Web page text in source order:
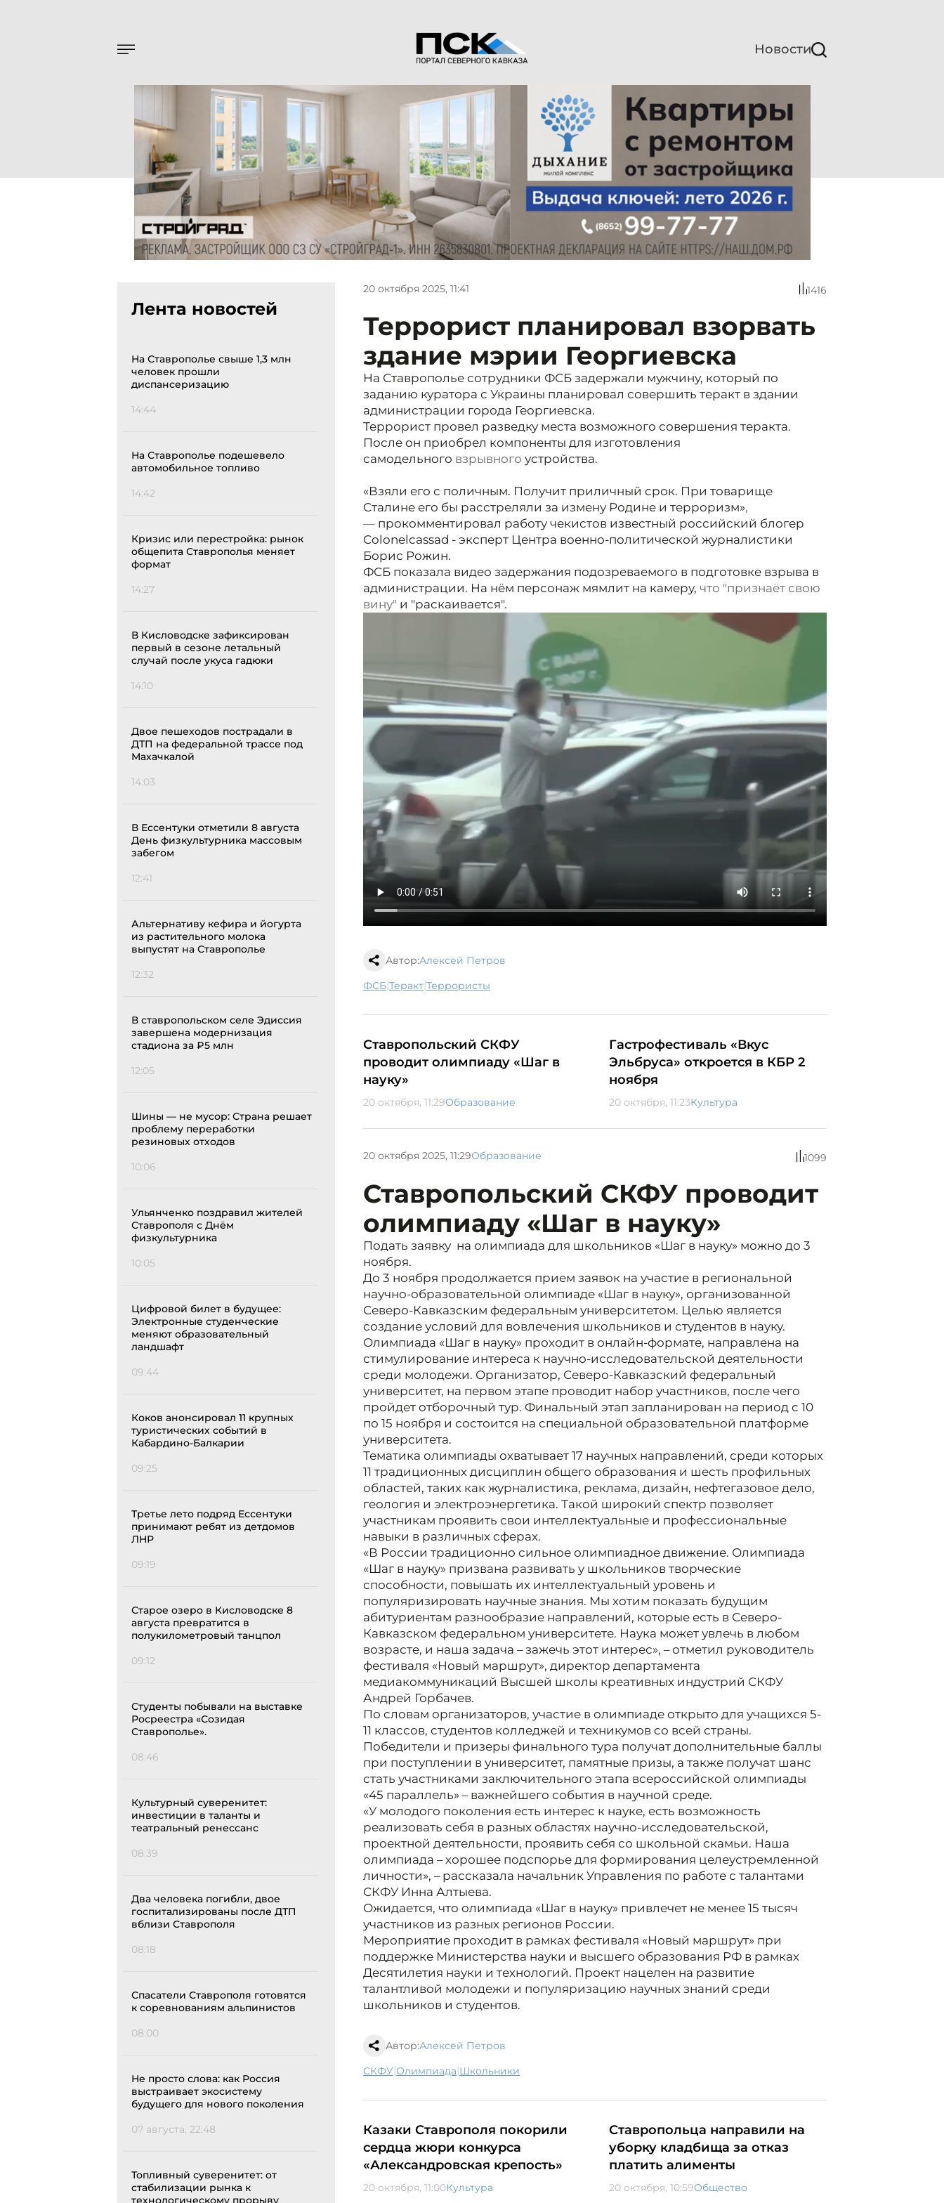
Новости
Лента новостей
На Ставрополье свыше 1,3 млн
человек прошли
диспансеризацию
14:44
На Ставрополье подешевело
автомобильное топливо
14:42
Кризис или перестройка: рынок
общепита Ставрополья меняет
формат
14:27
В Кисловодске зафиксирован
первый в сезоне летальный
случай после укуса гадюки
14:10
Двое пешеходов пострадали в
ДТП на федеральной трассе под
Махачкалой
14:03
В Ессентуки отметили 8 августа
День физкультурника массовым
забегом
12:41
Альтернативу кефира и йогурта
из растительного молока
выпустят на Ставрополье
12:32
В ставропольском селе Эдиссия
завершена модернизация
стадиона за ₽5 млн
12:05
Шины — не мусор: Страна решает
проблему переработки
резиновых отходов
10:06
Ульянченко поздравил жителей
Ставрополя с Днём
физкультурника
10:05
Цифровой билет в будущее:
Электронные студенческие
меняют образовательный
ландшафт
09:44
Коков анонсировал 11 крупных
туристических событий в
Кабардино-Балкарии
09:25
Третье лето подряд Ессентуки
принимают ребят из детдомов
ЛНР
09:19
Старое озеро в Кисловодске 8
августа превратится в
полукилометровый танцпол
09:12
Студенты побывали на выставке
Росреестра «Созидая
Ставрополье».
08:46
Культурный суверенитет:
инвестиции в таланты и
театральный ренессанс
08:39
Два человека погибли, двое
госпитализированы после ДТП
вблизи Ставрополя
08:18
Спасатели Ставрополя готовятся
к соревнованиям альпинистов
08:00
Не просто слова: как Россия
выстраивает экосистему
будущего для нового поколения
07 августа, 22:48
Топливный суверенитет: от
стабилизации рынка к
20 октября 2025, 11:41 1416
Террорист планировал взорвать
здание мэрии Георгиевска
На Ставрополье сотрудники ФСБ задержали мужчину, который по
заданию куратора с Украины планировал совершить теракт в здании
администрации города Георгиевска.
Террорист провел разведку места возможного совершения теракта.
После он приобрел компоненты для изготовления
самодельного взрывного устройства.
«Взяли его с поличным. Получит приличный срок. При товарище
Сталине его бы расстреляли за измену Родине и терроризм»,
— прокомментировал работу чекистов известный российский блогер
Colonelcassad - эксперт Центра военно-политической журналистики
Борис Рожин.
ФСБ показала видео задержания подозреваемого в подготовке взрыва в
администрации. На нём персонаж мямлит на камеру, что "признаёт свою
вину" и "раскаивается".
Автор:Алексей Петров
ФСБ| теракт| террористы
Ставропольский СКФУ
проводит олимпиаду «Шаг в
науку»
20 октября, 11:29Образование
Гастрофестиваль «Вкус
Эльбруса» откроется в КБР 2
ноября
20 октября, 11:23Культура
20 октября 2025, 11:29Образование 1099
Ставропольский СКФУ проводит
олимпиаду «Шаг в науку»
Подать заявку на олимпиада для школьников «Шаг в науку» можно до 3
ноября.
До 3 ноября продолжается прием заявок на участие в региональной
научно-образовательной олимпиаде «Шаг в науку», организованной
Северо-Кавказским федеральным университетом. Целью является
создание условий для вовлечения школьников и студентов в науку.
Олимпиада «Шаг в науку» проходит в онлайн-формате, направлена на
стимулирование интереса к научно-исследовательской деятельности
среди молодежи. Организатор, Северо-Кавказский федеральный
университет, на первом этапе проводит набор участников, после чего
пройдет отборочный тур. Финальный этап запланирован на период с 10
по 15 ноября и состоится на специальной образовательной платформе
университета.
Тематика олимпиады охватывает 17 научных направлений, среди которых
11 традиционных дисциплин общего образования и шесть профильных
областей, таких как журналистика, реклама, дизайн, нефтегазовое дело,
геология и электроэнергетика. Такой широкий спектр позволяет
участникам проявить свои интеллектуальные и профессиональные
навыки в различных сферах.
«В России традиционно сильное олимпиадное движение. Олимпиада
«Шаг в науку» призвана развивать у школьников творческие
способности, повышать их интеллектуальный уровень и
популяризировать научные знания. Мы хотим показать будущим
абитуриентам разнообразие направлений, которые есть в Северо-
Кавказском федеральном университете. Наука может увлечь в любом
возрасте, и наша задача – зажечь этот интерес», – отметил руководитель
фестиваля «Новый маршрут», директор департамента
медиакоммуникаций Высшей школы креативных индустрий СКФУ
Андрей Горбачев.
По словам организаторов, участие в олимпиаде открыто для учащихся 5-
11 классов, студентов колледжей и техникумов со всей страны.
Победители и призеры финального тура получат дополнительные баллы
при поступлении в университет, памятные призы, а также получат шанс
стать участниками заключительного этапа всероссийской олимпиады
«45 параллель» – важнейшего события в научной среде.
«У молодого поколения есть интерес к науке, есть возможность
реализовать себя в разных областях научно-исследовательской,
проектной деятельности, проявить себя со школьной скамьи. Наша
олимпиада – хорошее подспорье для формирования целеустремленной
личности», – рассказала начальник Управления по работе с талантами
СКФУ Инна Алтыева.
Ожидается, что олимпиада «Шаг в науку» привлечет не менее 15 тысяч
участников из разных регионов России.
Мероприятие проходит в рамках фестиваля «Новый маршрут» при
поддержке Министерства науки и высшего образования РФ в рамках
Десятилетия науки и технологий. Проект нацелен на развитие
талантливой молодежи и популяризацию научных знаний среди
школьников и студентов.
Автор:Алексей Петров
СКФУ| олимпиада| школьники
Казаки Ставрополя покорили
сердца жюри конкурса
«Александровская крепость»
20 октября, 11:00Культура
Ставропольца направили на
уборку кладбища за отказ
платить алименты
20 октября, 10:59Общество